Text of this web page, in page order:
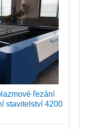
řezání
stavitelství 4200